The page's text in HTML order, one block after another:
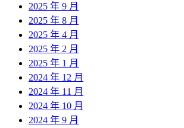
2025 年 9 月
2025 年 8 月
2025 年 4 月
2025 年 2 月
2025 年 1 月
2024 年 12 月
2024 年 11 月
2024 年 10 月
2024 年 9 月